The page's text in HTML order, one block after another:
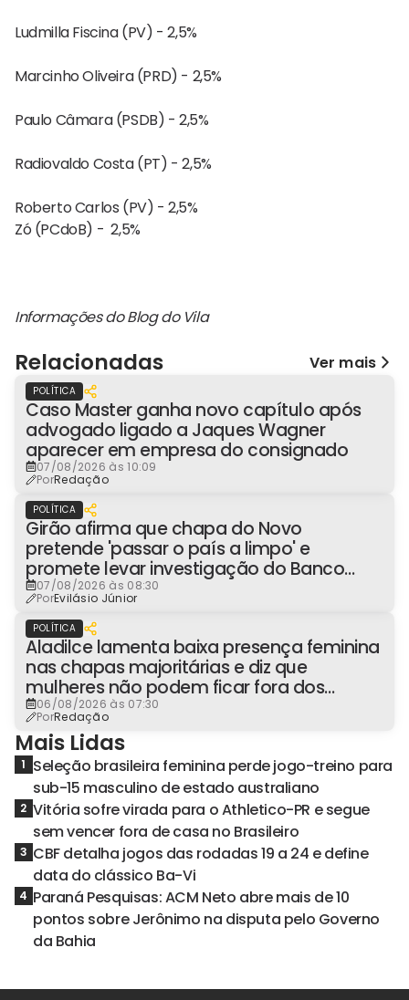
Ludmilla Fiscina (PV) - 2,5%
Marcinho Oliveira (PRD) - 2,5%
Paulo Câmara (PSDB) - 2,5%
Radiovaldo Costa (PT) - 2,5%
Roberto Carlos (PV) - 2,5%
Zó (PCdoB) - 2,5%
Informações do Blog do Vila
Relacionadas Ver mais
POLÍTICA
Caso Master ganha novo capítulo após
advogado ligado a Jaques Wagner
aparecer em empresa do consignado
07/08/2026 às 10:09
PorRedação
POLÍTICA
Girão afirma que chapa do Novo
pretende 'passar o país a limpo' e
promete levar investigação do Banco
Master à Presidência
07/08/2026 às 08:30
PorEvilásio Júnior
POLÍTICA
Aladilce lamenta baixa presença feminina
nas chapas majoritárias e diz que
mulheres não podem ficar fora dos
espaços de poder
06/08/2026 às 07:30
PorRedação
Mais Lidas
1 Seleção brasileira feminina perde jogo-treino para
sub-15 masculino de estado australiano
2 Vitória sofre virada para o Athletico-PR e segue
sem vencer fora de casa no Brasileiro
3 CBF detalha jogos das rodadas 19 a 24 e define
data do clássico Ba-Vi
4 Paraná Pesquisas: ACM Neto abre mais de 10
pontos sobre Jerônimo na disputa pelo Governo
da Bahia